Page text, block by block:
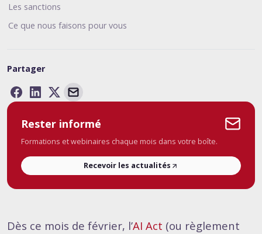
Les sanctions
Ce que nous faisons pour vous
Partager
Rester informé
Formations et webinaires chaque mois dans votre boîte.
Recevoir les actualités
Dès ce mois de février, l’AI Act (ou règlement